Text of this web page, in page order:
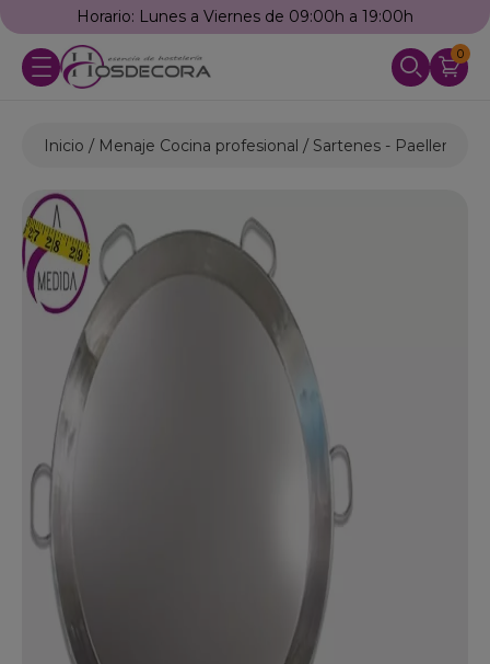
Horario: Lunes a Viernes de 09:00h a 19:00h
0
Inicio Menaje Cocina profesional Sartenes - Paelleras